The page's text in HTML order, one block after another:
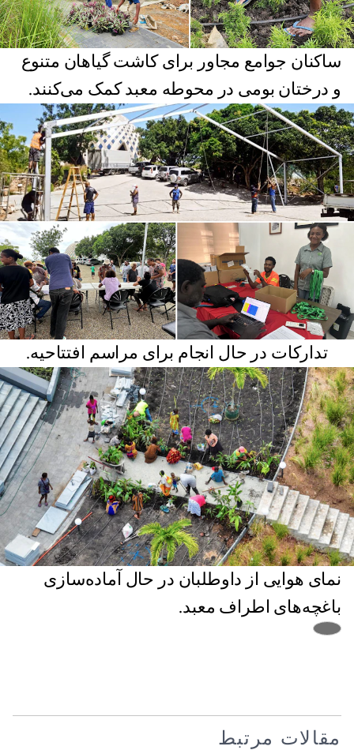
ساکنان جوامع مجاور برای کاشت گیاهان متنوع
و درختان بومی در محوطه معبد کمک می‌کنند.
تدارکات در حال انجام برای مراسم افتتاحیه.
نمای هوایی از داوطلبان در حال آماده‌سازی
باغچه‌های اطراف معبد.
مقالات مرتبط